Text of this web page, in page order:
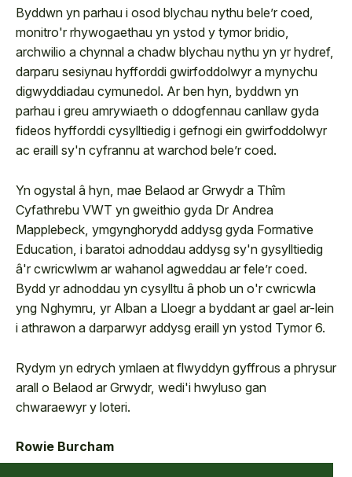
Byddwn yn parhau i osod blychau nythu bele’r coed,
monitro'r rhywogaethau yn ystod y tymor bridio,
archwilio a chynnal a chadw blychau nythu yn yr hydref,
darparu sesiynau hyfforddi gwirfoddolwyr a mynychu
digwyddiadau cymunedol. Ar ben hyn, byddwn yn
parhau i greu amrywiaeth o ddogfennau canllaw gyda
fideos hyfforddi cysylltiedig i gefnogi ein gwirfoddolwyr
ac eraill sy'n cyfrannu at warchod bele’r coed.
Yn ogystal â hyn, mae Belaod ar Grwydr a Thîm
Cyfathrebu VWT yn gweithio gyda Dr Andrea
Mapplebeck, ymgynghorydd addysg gyda Formative
Education, i baratoi adnoddau addysg sy'n gysylltiedig
â'r cwricwlwm ar wahanol agweddau ar fele’r coed.
Bydd yr adnoddau yn cysylltu â phob un o'r cwricwla
yng Nghymru, yr Alban a Lloegr a byddant ar gael ar-lein
i athrawon a darparwyr addysg eraill yn ystod Tymor 6.
Rydym yn edrych ymlaen at flwyddyn gyffrous a phrysur
arall o Belaod ar Grwydr, wedi'i hwyluso gan
chwaraewyr y loteri.
Rowie Burcham